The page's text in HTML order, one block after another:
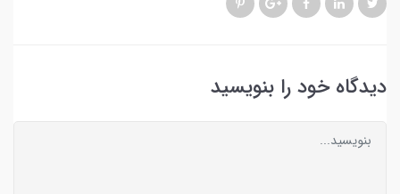
دیدگاه خود را بنویسید